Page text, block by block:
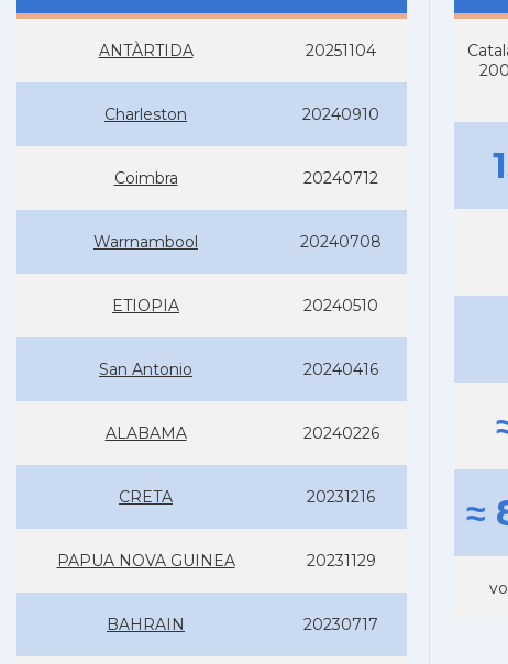
ANTÀRTIDA 20251104
Charleston 20240910
Coimbra 20240712
Warrnambool 20240708
ETIOPIA 20240510
San Antonio 20240416
ALABAMA 20240226
CRETA 20231216
PAPUA NOVA GUINEA 20231129
BAHRAIN 20230717
≈